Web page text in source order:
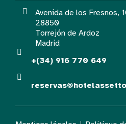
Avenida de los Fresnos,
28850
Torrejón de Ardoz
Madrid
+(34) 916 770 649